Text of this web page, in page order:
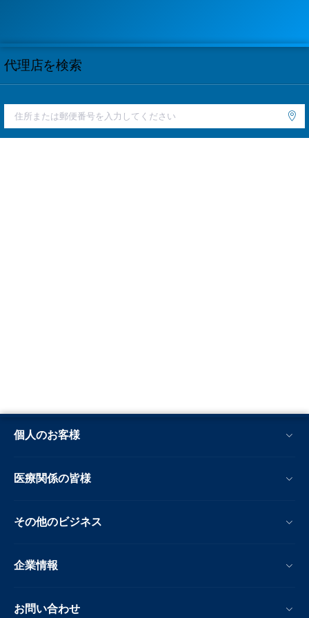
代理店を検索
個人のお客様
医療関係の皆様
その他のビジネス
企業情報
お問い合わせ